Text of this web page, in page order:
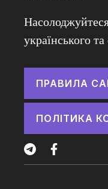
українського
ПРАВИЛА
ПОЛІТИКА